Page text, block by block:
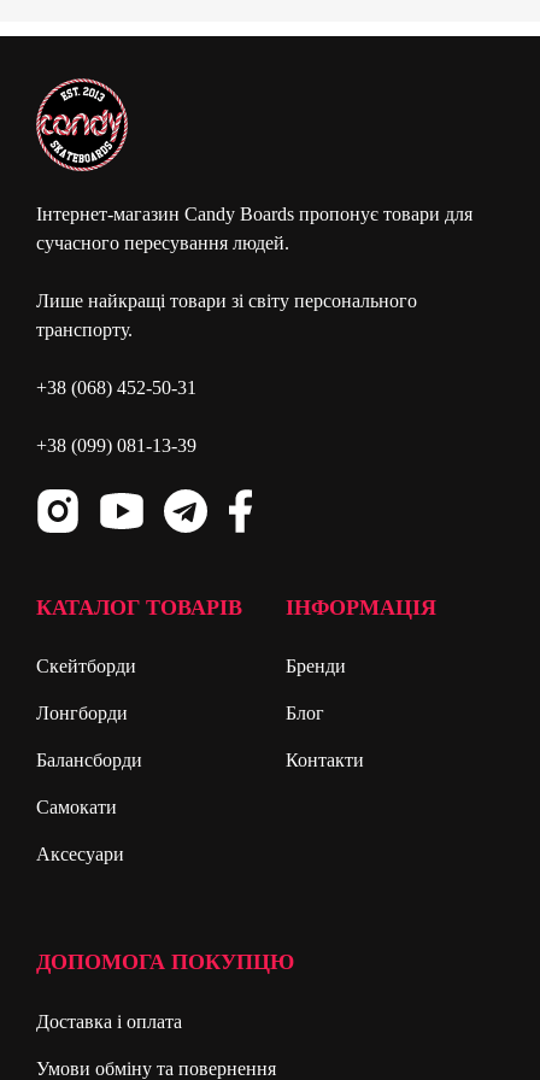
Інтернет-магазин Candy Boards пропонує товари для
сучасного пересування людей.
Лише найкращі товари зі світу персонального
транспорту.
+38 (068) 452-50-31
+38 (099) 081-13-39
КАТАЛОГ ТОВАРІВ
Скейтборди
Лонгборди
Балансборди
Самокати
Аксесуари
ІНФОРМАЦІЯ
Бренди
Блог
Контакти
ДОПОМОГА ПОКУПЦЮ
Доставка і оплата
Умови обміну та повернення